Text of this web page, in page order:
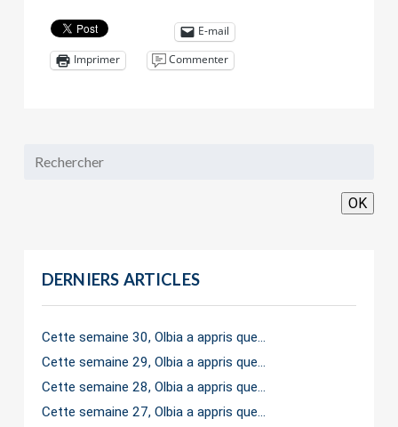
E-mail
Imprimer
Commenter
OK
DERNIERS ARTICLES
Cette semaine 30, Olbia a appris que…
Cette semaine 29, Olbia a appris que…
Cette semaine 28, Olbia a appris que…
Cette semaine 27, Olbia a appris que…